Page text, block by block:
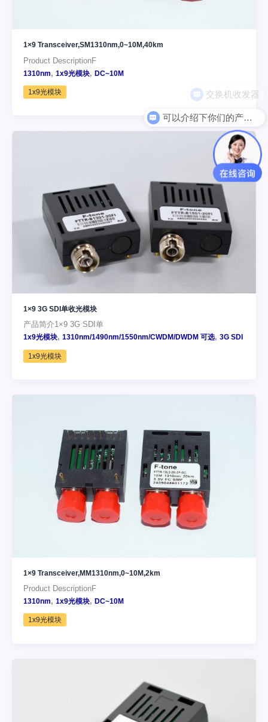
1×9 Transceiver,SM1310nm,0~10M,40km
Product DescriptionF
1310nm, 1x9光模块, DC~10M
1x9光模块
1×9 3G SDI单收光模块
产品简介1×9 3G SDI单
1x9光模块, 1310nm/1490nm/1550nm/CWDM/DWDM 可选, 3G SDI
1x9光模块
1×9 Transceiver,MM1310nm,0~10M,2km
Product DescriptionF
1310nm, 1x9光模块, DC~10M
1x9光模块
可以介绍下你们的产品么